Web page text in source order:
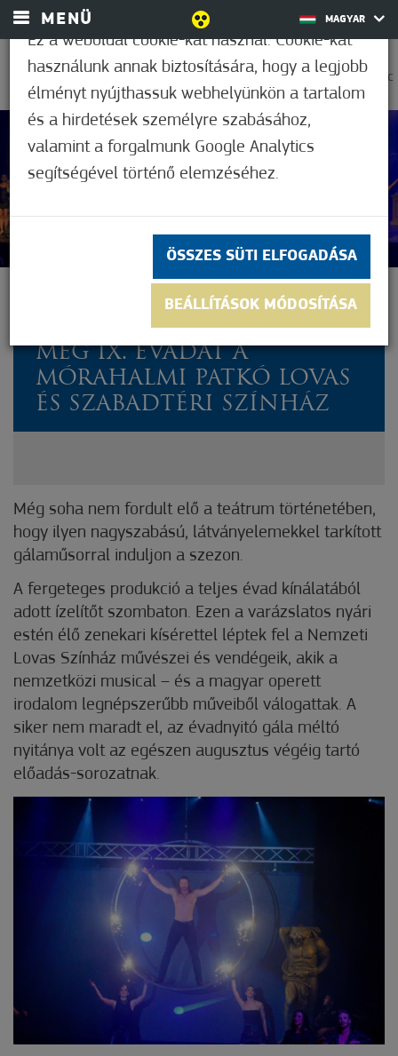
MENÜ MAGYAR
0
18,9°C
Nem értékelt
NAGY SIKERŰ
GÁLAMŰSORRAL NYITOTTA
MEG IX. ÉVADÁT A
MÓRAHALMI PATKÓ LOVAS
ÉS SZABADTÉRI SZÍNHÁZ
Még soha nem fordult elő a teátrum történetében,
hogy ilyen nagyszabású, látványelemekkel tarkított
gálaműsorral induljon a szezon.
A fergeteges produkció a teljes évad kínálatából
adott ízelítőt szombaton. Ezen a varázslatos nyári
estén élő zenekari kísérettel léptek fel a Nemzeti
Lovas Színház művészei és vendégeik, akik a
nemzetközi musical – és a magyar operett
irodalom legnépszerűbb műveiből válogattak. A
siker nem maradt el, az évadnyitó gála méltó
nyitánya volt az egészen augusztus végéig tartó
előadás-sorozatnak.
Ez a weboldal cookie-kat használ. Cookie-kat
használunk annak biztosítására, hogy a legjobb
élményt nyújthassuk webhelyünkön a tartalom
és a hirdetések személyre szabásához,
valamint a forgalmunk Google Analytics
segítségével történő elemzéséhez.
ÖSSZES SÜTI ELFOGADÁSA
BEÁLLÍTÁSOK MÓDOSÍTÁSA